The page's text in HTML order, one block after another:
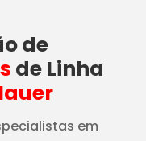
de
de Linha
em